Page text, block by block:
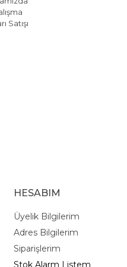
Satışı
HESABIM
Üyelik Bilgilerim
Adres Bilgilerim
Siparişlerim
Stok Alarm Listem